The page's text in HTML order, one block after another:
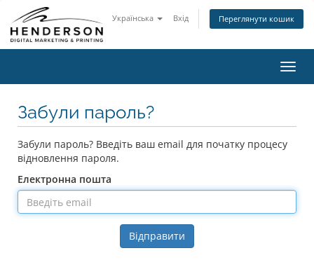
Українська Вхід Переглянути кошик
Забули пароль?
Забули пароль? Введіть ваш email для початку процесу
відновлення пароля.
Електронна пошта
Відправити